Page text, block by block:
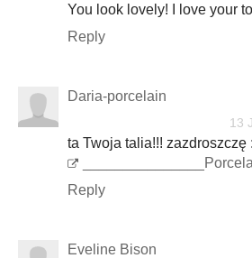
You look lovely! I love your
Reply
Daria-porcelain
13
ta Twoja talia!!! zazdroszczę
Reply
Eveline Bison